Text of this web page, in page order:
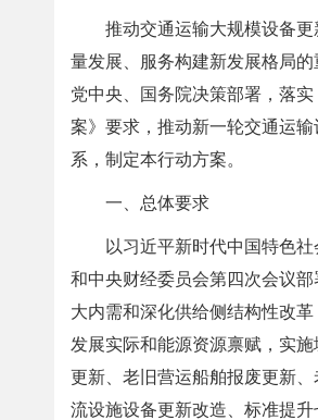
推动交通运输大规模设备
量发展、服务构建新发展格局
党中央、国务院决策部署，落
案》要求，推动新一轮交通运
系，制定本行动方案。
一、总体要求
以习近平新时代中国特色
和中央财经委员会第四次会议
大内需和深化供给侧结构性改
发展实际和能源资源禀赋，实
更新、老旧营运船舶报废更新
流设施设备更新改造、标准提